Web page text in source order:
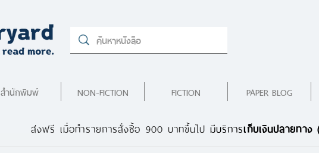
สำนักพิมพ์ NON-FICTION FICTION PAPER BLOG
ส่งฟรี เมื่อทำรายการสั่งซื้อ 900 บาทขึ้นไป มีบริการเก็บเงินปลายทาง